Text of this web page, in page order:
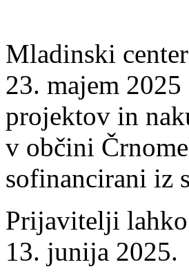
Mladinski
23. majem
projektov in
v občini
sofinancirani iz
Prijavitelji
13. junija 2025.